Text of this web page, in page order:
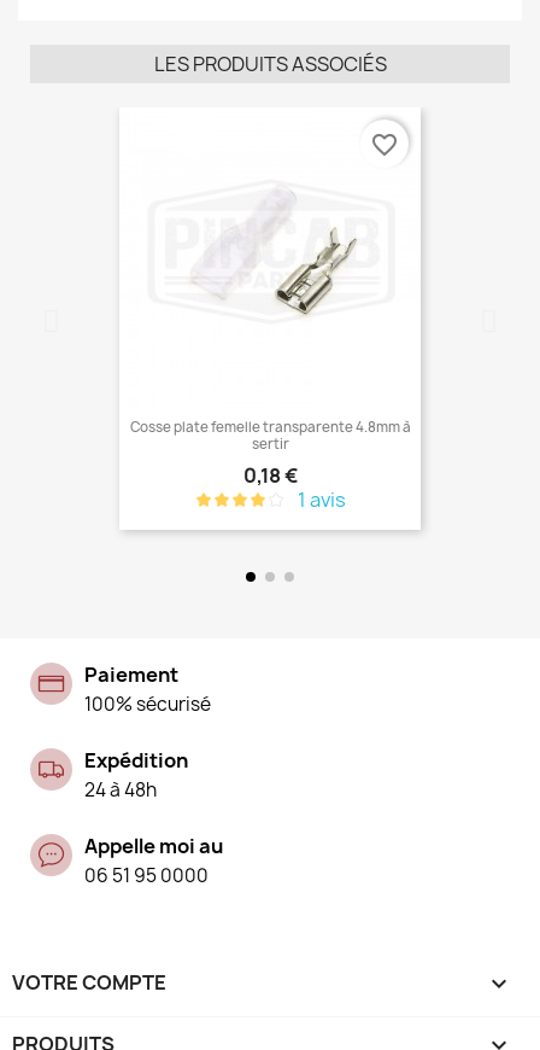
LES PRODUITS ASSOCIÉS
Cosse plate femelle transparente 4.8mm à
sertir
Prix
0,18 €
1 avis
favorite_border
Paiement
100% sécurisé
Expédition
24 à 48h
Appelle moi au
06 51 95 0000
VOTRE COMPTE 
PRODUITS